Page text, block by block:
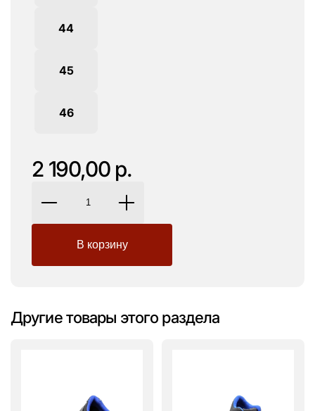
44
45
46
2 190,00 р.
Другие товары этого раздела